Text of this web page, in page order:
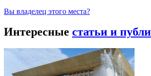
Вы владелец этого места?
Интересные статьи и